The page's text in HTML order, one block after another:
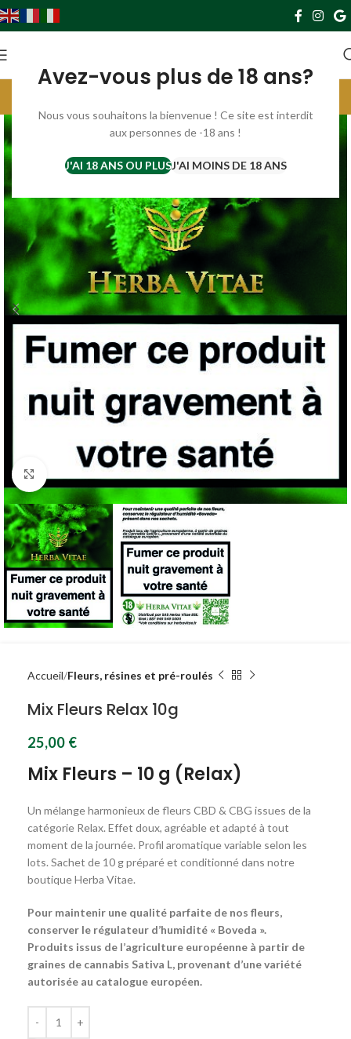
Avez-vous plus de 18 ans?
Nous vous souhaitons la bienvenue ! Ce site est interdit
aux personnes de -18 ans !
J'AI 18 ANS OU PLUSJ'AI MOINS DE 18 ANS
Livraison gratuite France à partir de 69€. Europe à partir de 119€
Accueil Fleurs, résines et pré-roulés
Mix Fleurs Relax 10g
25,00 €
Mix Fleurs – 10 g (Relax)
Un mélange harmonieux de fleurs CBD & CBG issues de la
catégorie Relax. Effet doux, agréable et adapté à tout
moment de la journée. Profil aromatique variable selon les
lots. Sachet de 10 g préparé et conditionné dans notre
boutique Herba Vitae.
Pour maintenir une qualité parfaite de nos fleurs,
conserver le régulateur d’humidité « Boveda ».
Produits issus de l’agriculture européenne à partir de
graines de cannabis Sativa L, provenant d’une variété
autorisée au catalogue européen.